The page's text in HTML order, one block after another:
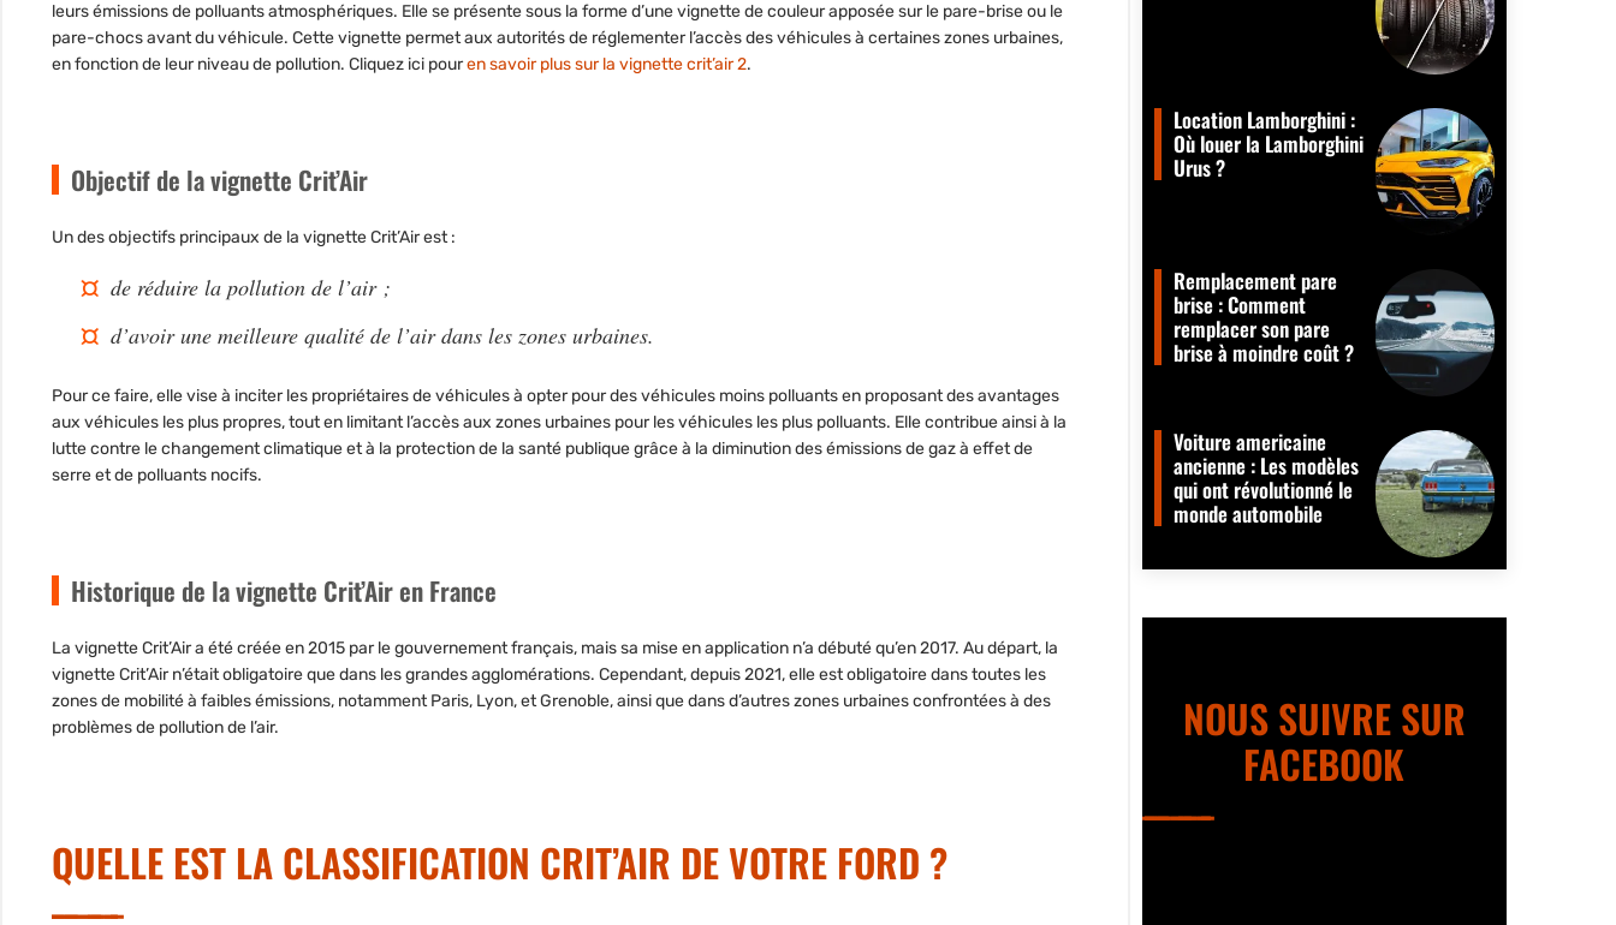
leurs émissions de polluants atmosphériques. Elle se présente sous la forme d’une vignette de couleur apposée sur le pare-brise ou le
pare-chocs avant du véhicule. Cette vignette permet aux autorités de réglementer l’accès des véhicules à certaines zones urbaines,
en fonction de leur niveau de pollution. Cliquez ici pouren savoir plus sur la vignette crit’air 2.
Objectif de la vignette Crit’Air
Un des objectifs principaux de la vignette Crit’Air est :
de réduire la pollution de l’air ;
d’avoir une meilleure qualité de l’air dans les zones urbaines.
Pour ce faire, elle vise à inciter les propriétaires de véhicules à opter pour des véhicules moins polluantsen proposant des avantages
aux véhicules les plus propres, tout en limitant l’accès aux zones urbaines pour les véhicules les plus polluants. Elle contribue ainsi à la
lutte contre le changement climatique et à la protection de la santé publique grâce à la diminution des émissions de gaz à effet de
serre et de polluants nocifs.
Historique de la vignette Crit’Air en France
La vignette Crit’Air a étécréée en 2015 par le gouvernement français, mais sa mise en application n’a débuté qu’en 2017. Au départ, la
vignette Crit’Air n’était obligatoire que dans les grandes agglomérations. Cependant,depuis 2021, elle est obligatoiredans toutes les
zones de mobilité à faibles émissions, notamment Paris, Lyon, et Grenoble, ainsi que dans d’autres zones urbaines confrontées à des
problèmes de pollution de l’air.
QUELLE EST LA CLASSIFICATION CRIT’AIR DE VOTRE FORD ?
Location Lamborghini :
Où louer la Lamborghini
Urus ?
Remplacement pare
brise : Comment
remplacer son pare
brise à moindre coût ?
Voiture americaine
ancienne : Les modèles
qui ont révolutionné le
monde automobile
NOUS SUIVRE SUR
FACEBOOK